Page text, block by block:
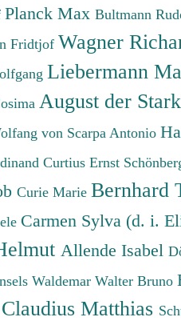
Planck Max Bultmann
Fridtjof Wagner
Liebermann
August der
von Scarpa Antonio
Curtius Ernst
Curie Marie Bernhard
Carmen Sylva (d. i.
Allende Isabel
Waldemar Walter Bruno
Claudius Matthias